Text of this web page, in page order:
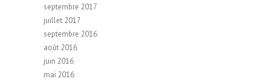
septembre 2017
juillet 2017
septembre 2016
août 2016
juin 2016
mai 2016